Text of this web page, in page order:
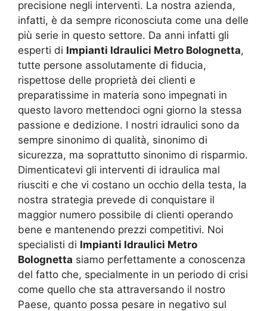
precisione negli interventi. La nostra azienda,
infatti, è da sempre riconosciuta come una delle
più serie in questo settore. Da anni infatti gli
esperti di Impianti Idraulici Metro Bolognetta,
tutte persone assolutamente di fiducia,
rispettose delle proprietà dei clienti e
preparatissime in materia sono impegnati in
questo lavoro mettendoci ogni giorno la stessa
passione e dedizione. I nostri idraulici sono da
sempre sinonimo di qualità, sinonimo di
sicurezza, ma soprattutto sinonimo di risparmio.
Dimenticatevi gli interventi di idraulica mal
riusciti e che vi costano un occhio della testa, la
nostra strategia prevede di conquistare il
maggior numero possibile di clienti operando
bene e mantenendo prezzi competitivi. Noi
specialisti di Impianti Idraulici Metro
Bolognetta siamo perfettamente a conoscenza
del fatto che, specialmente in un periodo di crisi
come quello che sta attraversando il nostro
Paese, quanto possa pesare in negativo sul